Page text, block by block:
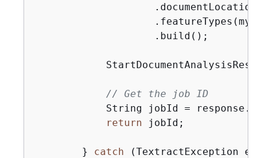
                    .build();
// Get the job ID
String jobId =
return jobId;
        }
catch (TextractException e)